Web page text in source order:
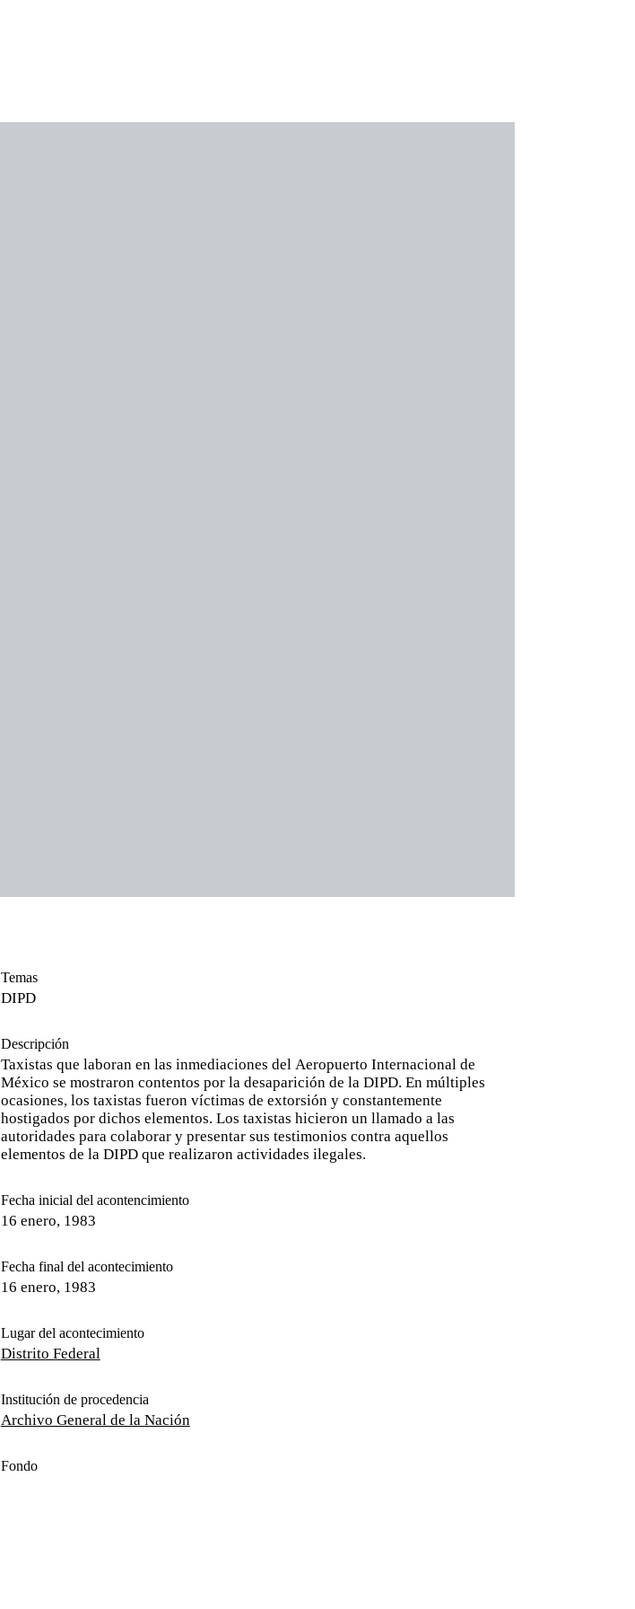
Temas
DIPD
Descripción
Taxistas que laboran en las inmediaciones del Aeropuerto Internacional de
México se mostraron contentos por la desaparición de la DIPD. En múltiples
ocasiones, los taxistas fueron víctimas de extorsión y constantemente
hostigados por dichos elementos. Los taxistas hicieron un llamado a las
autoridades para colaborar y presentar sus testimonios contra aquellos
elementos de la DIPD que realizaron actividades ilegales.
Fecha inicial del acontencimiento
16 enero, 1983
Fecha final del acontecimiento
16 enero, 1983
Lugar del acontecimiento
Distrito Federal
Institución de procedencia
Archivo General de la Nación
Fondo